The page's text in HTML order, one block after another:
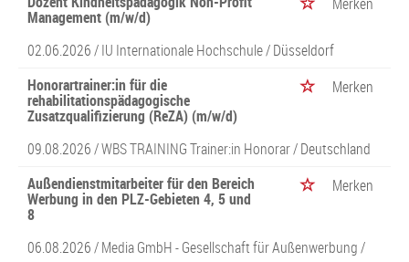
Management (m/w/d)
02.06.2026 /IU Internationale Hochschule/ Düsseldorf
Honorartrainer:in für die
rehabilitationspädagogische
Zusatzqualifizierung (ReZA) (m/w/d)
Merken
09.08.2026 /WBS TRAINING Trainer:in Honorar/ Deutschland
Außendienstmitarbeiter für den Bereich
Werbung in den PLZ-Gebieten 4, 5 und
8
Merken
06.08.2026 /Media GmbH - Gesellschaft für Außenwerbung/